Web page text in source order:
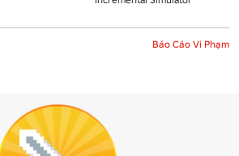
Báo Cáo Vi Phạm